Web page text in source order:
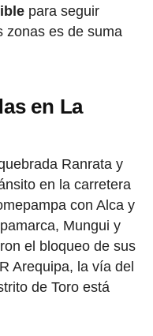
para seguir
zonas es de suma
en La
Ranrata y
en la carretera
con Alca y
Mungui y
el bloqueo de sus
Arequipa, la vía del
de Toro está